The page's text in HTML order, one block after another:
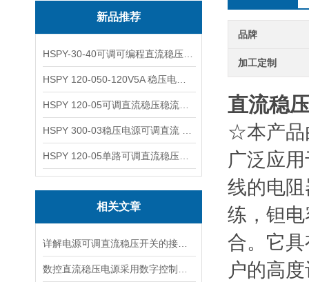
新品推荐
相关文章
品牌
加工定制
直流稳
☆本产品
广泛应
线的电
练，钽
合。它
户的高